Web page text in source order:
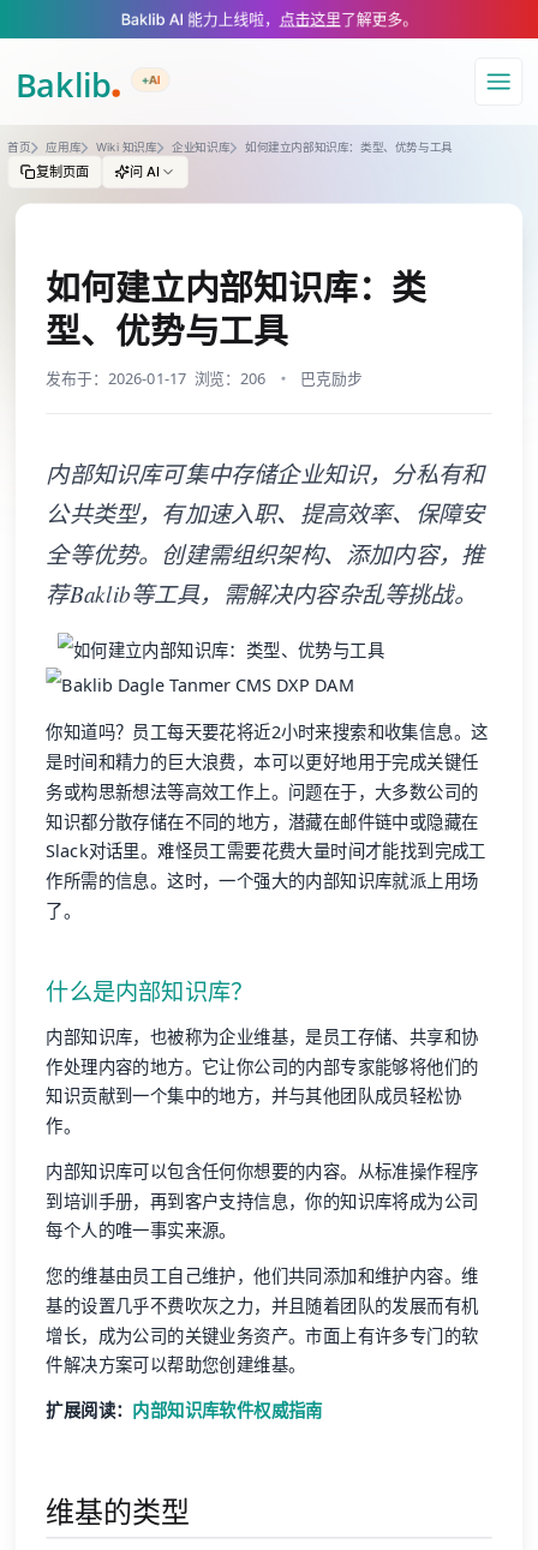
A Markdown version of this page is available at https://
Baklib AI 能力上线啦， 点击这里了解更多。
+AI
导航
首页 应用库 Wiki 知识库 企业知识库 如何建立内部知识库：类型、优势与工具
复制页面 问 AI
如何建立内部知识库：类
型、优势与工具
发布于：2026-01-17 浏览：206 巴克励步
内部知识库可集中存储企业知识，分私有和
公共类型，有加速入职、提高效率、保障安
全等优势。创建需组织架构、添加内容，推
荐Baklib等工具，需解决内容杂乱等挑战。
你知道吗？员工每天要花将近2小时来搜索和收集信息。这
是时间和精力的巨大浪费，本可以更好地用于完成关键任
务或构思新想法等高效工作上。问题在于，大多数公司的
知识都分散存储在不同的地方，潜藏在邮件链中或隐藏在
Slack对话里。难怪员工需要花费大量时间才能找到完成工
作所需的信息。这时，一个强大的内部知识库就派上用场
了。
什么是内部知识库？
内部知识库，也被称为企业维基，是员工存储、共享和协
作处理内容的地方。它让你公司的内部专家能够将他们的
知识贡献到一个集中的地方，并与其他团队成员轻松协
作。
内部知识库可以包含任何你想要的内容。从标准操作程序
到培训手册，再到客户支持信息，你的知识库将成为公司
每个人的唯一事实来源。
您的维基由员工自己维护，他们共同添加和维护内容。维
基的设置几乎不费吹灰之力，并且随着团队的发展而有机
增长，成为公司的关键业务资产。市面上有许多专门的软
件解决方案可以帮助您创建维基。
扩展阅读： 内部知识库软件权威指南
维基的类型